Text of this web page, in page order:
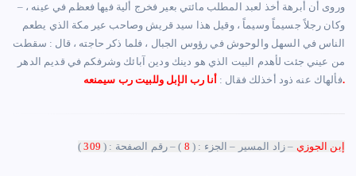
– وروى أن أبرهة أخذ لعبد المطلب مائتي بعير فخرج ألية فيها فعظم في عينه ،
وكان رجلاً جسيماً وسيماً ، وقيل هذا سيد قريش وصاحب عير مكة الذي يطعم
الناس في السهل والوحوش في رؤوس الجبال ، فلما ذكر حاجته ، قال : سقطت
من عيني جئت لأهدم البيت الذي هو دينك ودين آبائك وشرفكم في قديم الدهر
فألهاك عنه ذود أخذلك فقال :أنا رب الإبل وللبيت رب سيمنعه.
إبن الجوزي – زاد المسير – الجزء : ( 8 ) – رقم الصفحة : ( 309
)